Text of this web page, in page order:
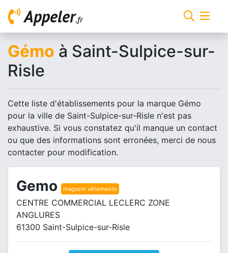
Appeler.fr
Gémo à Saint-Sulpice-sur-
Risle
Cette liste d'établissements pour la marque Gémo
pour la ville de Saint-Sulpice-sur-Risle n'est pas
exhaustive. Si vous constatez qu'il manque un contact
ou que des informations sont erronées, merci de nous
contacter pour modification.
Gemo magasin vêtements
CENTRE COMMERCIAL LECLERC ZONE
ANGLURES
61300 Saint-Sulpice-sur-Risle